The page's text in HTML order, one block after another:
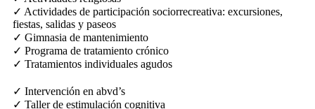
✓ Actividades de participación sociorrecreativa: excursiones,
fiestas, salidas y paseos
✓ Gimnasia de mantenimiento
✓ Programa de tratamiento crónico
✓ Tratamientos individuales agudos
✓ Intervención en abvd’s
✓ Taller de estimulación cognitiva